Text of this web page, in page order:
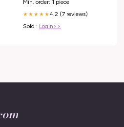
Min. order: 1 piece
★★★★★4.2 (7 reviews)
Sold : Login>>